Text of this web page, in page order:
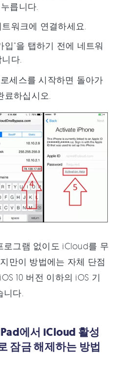
릅니다.
워크에 연결하세요.
입"을 탭하기 전에 네트워
다.
세스를 시작하면 돌아가
하십시오.
로그램 없이도 iCloud를 무
만이 방법에는 자체 단점
10 버전 이하의 iOS 기
다.
에서 iCloud 활성
잠금 해제하는 방법